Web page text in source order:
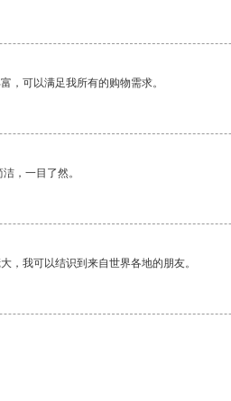
，可以满足我所有的购物需求。
，一目了然。
，我可以结识到来自世界各地的朋友。